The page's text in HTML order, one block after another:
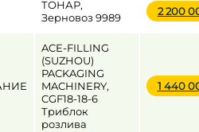
ТОНАР,
Зерновоз 9989
2 200
ACE-FILLING
(SUZHOU)
PACKAGING
MACHINERY,
CGF18-18-6
Триблок
розлива
1 440